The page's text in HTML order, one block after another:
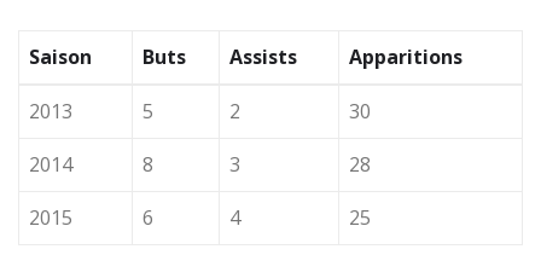
Saison Buts Assists Apparitions
2013 5 2
30
2014
8 3
28
2015
6 4 25